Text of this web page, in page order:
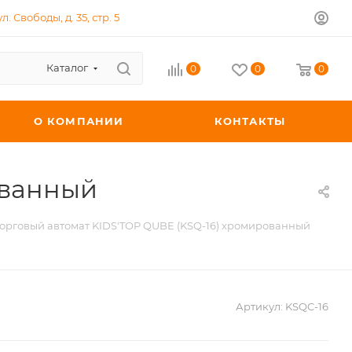
Свободы, д. 35, стр. 5
Каталог 0 0 0
О КОМПАНИИ КОНТАКТЫ
автомат KIDS'TOP QUBE (KSQ-16) хромированный
Артикул: KSQC-16